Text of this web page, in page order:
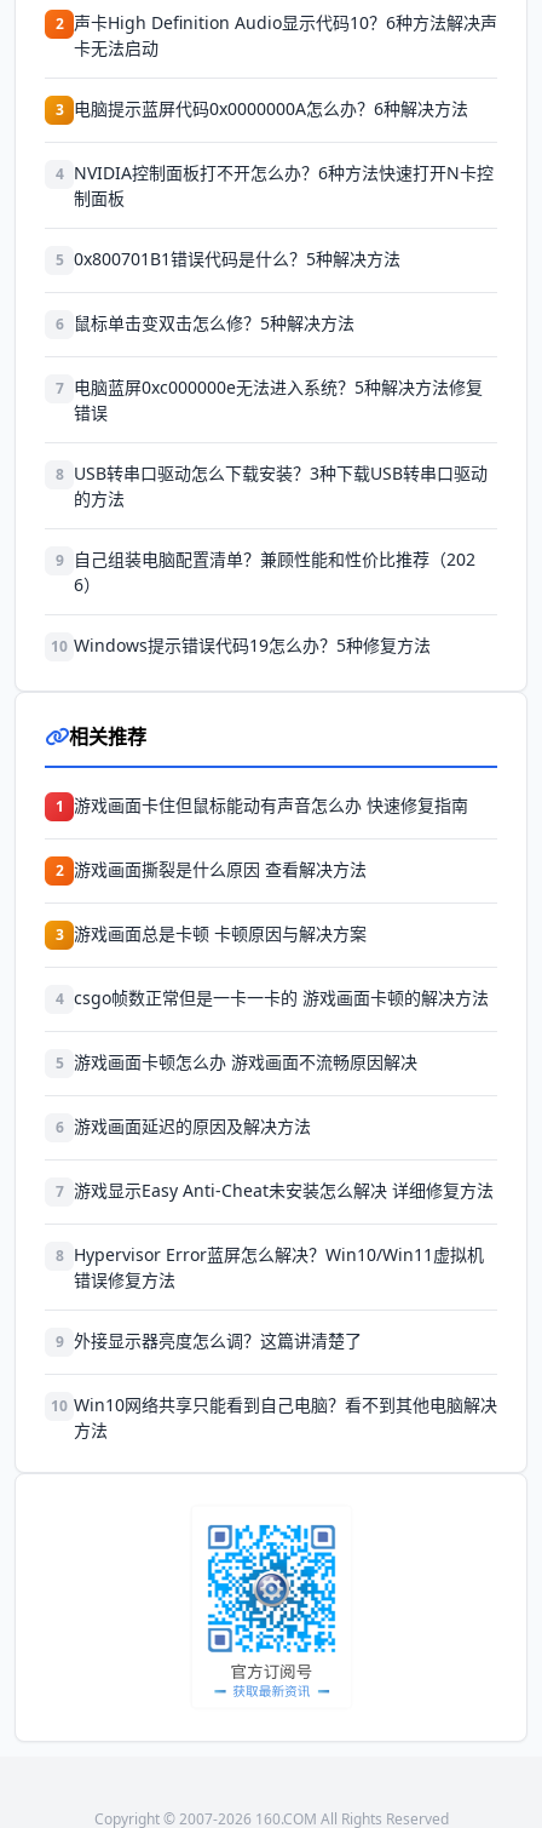
2 声卡High Definition Audio显示代码10？6种方法解决声
卡无法启动
3 电脑提示蓝屏代码0x0000000A怎么办？6种解决方法
4 NVIDIA控制面板打不开怎么办？6种方法快速打开N卡控
制面板
5 0x800701B1错误代码是什么？5种解决方法
6 鼠标单击变双击怎么修？5种解决方法
7 电脑蓝屏0xc000000e无法进入系统？5种解决方法修复
错误
8 USB转串口驱动怎么下载安装？3种下载USB转串口驱动
的方法
9
自己组装电脑配置清单？兼顾性能和性价比推荐（202
6）
10 Windows提示错误代码19怎么办？5种修复方法
相关推荐
1 游戏画面卡住但鼠标能动有声音怎么办 快速修复指南
2 游戏画面撕裂是什么原因 查看解决方法
3 游戏画面总是卡顿 卡顿原因与解决方案
4 csgo帧数正常但是一卡一卡的 游戏画面卡顿的解决方法
5 游戏画面卡顿怎么办 游戏画面不流畅原因解决
6 游戏画面延迟的原因及解决方法
7 游戏显示Easy Anti-Cheat未安装怎么解决 详细修复方法
8 Hypervisor Error蓝屏怎么解决？Win10/Win11虚拟机
错误修复方法
9 外接显示器亮度怎么调？这篇讲清楚了
10 Win10网络共享只能看到自己电脑？看不到其他电脑解决
方法
Copyright © 2007-2026 160.COM All Rights Reserved